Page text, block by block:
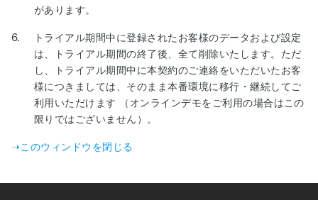
があります。
トライアル期間中に登録されたお客様のデータおよび設定
は、トライアル期間の終了後、全て削除いたします。ただ
し、トライアル期間中に本契約のご連絡をいただいたお客
様につきましては、そのまま本番環境に移行・継続してご
利用いただけます （オンラインデモをご利用の場合はこの
限りではございません）。
➝このウィンドウを閉じる